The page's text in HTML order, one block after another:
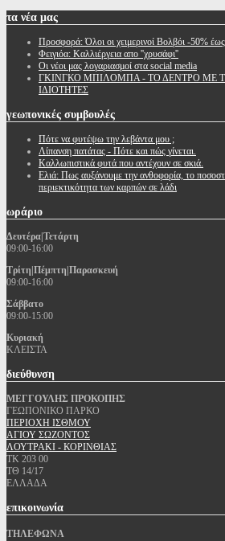
τα νέα μας
Προσφορά: Όλοι οι χειμερινοί Βολβόι -50%
Φειγιόα: Καλλιέργεια απο ''χρυσάφι''
Oι νέοι μας λογαριασμοί στα social media
ΓΚΙΝΓΚΟ ΜΠΙΛΟΜΠΑ - ΤΟ ΔΕΝΤΡΟ ΜΕ
ΙΔΙΟΤΗΤΕΣ
γεωπονικές συμβουλές
Πότε να φυτέψω την λεβάντα μου ;
Λίπανση πατάτας - Πότε και πώς γίνεται.
Καλλωπιστικά φυτά που αντέχουν σε σκιά.
Ελιά: Πως αυξάνουμε την ανθοφορία, το
περιεκτικότητα των καρπών σε λάδι
ωράριο
Δευτέρα|Τετάρτη
09:00-16:00
Τρίτη|Πέμπτη|Παρασκευή
09:00-16:00
Σάββατο
09:00-15:00
Κυριακή
ΚΛΕΙΣΤΑ
διεύθυνση
ΜΕΓΓΟΥΛΗΣ ΠΡΟΚΟΠΗΣ
ΓΕΩΠΟΝΙΚΟ ΠΑΡΚΟ
ΠΕΡΙΟΧΗ ΙΣΘΜΟΥ
ΑΓΙΟΥ ΣΩΖΟΝΤΟΣ
ΛΟΥΤΡΑΚΙ - ΚΟΡΙΝΘΙΑΣ
ΤΚ 203 00
ΤΘ 14/17
ΕΛΛΑΔΑ
επικοινωνία
ΤΗΛΕΦΩΝΑ